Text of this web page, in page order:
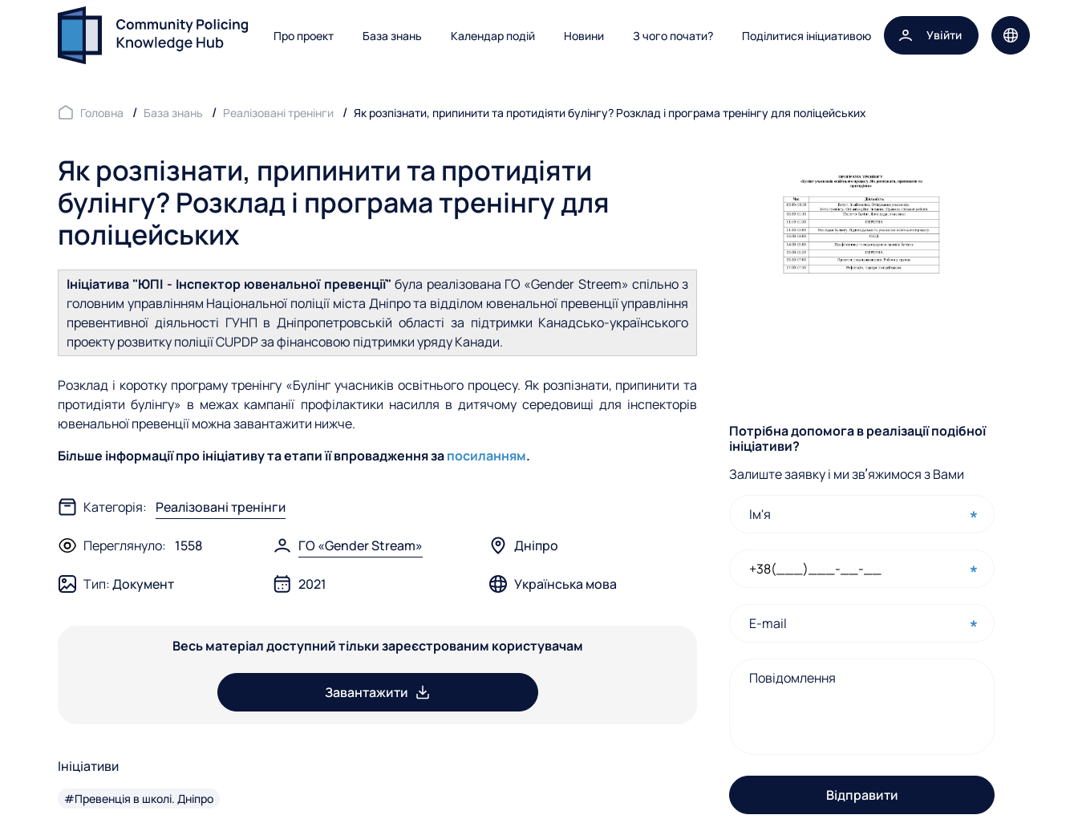
Про проект База знань Календар подій Новини З чого почати? Поділитися ініциативою Увійти Вибір мови
Головна База знань Реалізовані тренінги Як розпізнати, припинити та протидіяти булінгу? Розклад і програма тренінгу для поліцейських
Як розпізнати, припинити та протидіяти
булінгу? Розклад і програма тренінгу для
поліцейських
Ініціатива "ЮПІ - Інспектор ювенальної превенції" була реалізована ГО «Gender Streem» спільно з
головним управлінням Національної поліції міста Дніпро та відділом ювенальної превенції управління
превентивної діяльності ГУНП в Дніпропетровській області за підтримки Канадсько-українського
проекту розвитку поліції CUPDP за фінансовою підтримки уряду Канади.
Розклад і коротку програму тренінгу «Булінг учасників освітнього процесу. Як розпізнати, припинити та
протидіяти булінгу» в межах кампанії профілактики насилля в дитячому середовищі для інспекторів
ювенальної превенції можна завантажити нижче.
Більше інформації про ініціативу та етапи її впровадження запосиланням.
Категорія: Реалізовані тренінги
Переглянуло: 1558 ГО «Gender Stream» Дніпро
Тип:Документ 2021 Українська мова
Весь матеріал доступний тільки зареєстрованим користувачам
Завантажити
Ініціативи
#Превенція в школі. Дніпро
Ф
о
р
з
в
Потрібна допомога в реалізації подібної
ініціативи?
Залиште заявку і ми звʼяжимося з Вами
Відправити